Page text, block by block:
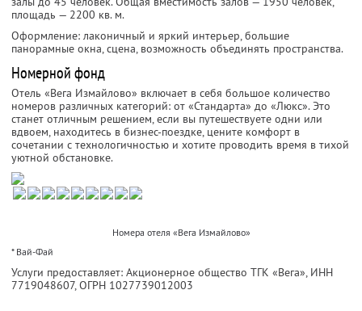
площадь — 2200 кв. м.
Оформление: лаконичный и яркий интерьер, большие
панорамные окна, сцена, возможность объединять пространства.
Номерной фонд
Отель «Вега Измайлово» включает в себя большое количество
номеров различных категорий: от «Стандарта» до «Люкс». Это
станет отличным решением, если вы путешествуете одни или
вдвоем, находитесь в бизнес-поездке, цените комфорт в
сочетании с технологичностью и хотите проводить время в тихой
уютной обстановке.
Номера отеля «Вега Измайлово»
* Вай-Фай
Услуги предоставляет: Акционерное общество ТГК «Вега», ИНН
7719048607, ОГРН 1027739012003